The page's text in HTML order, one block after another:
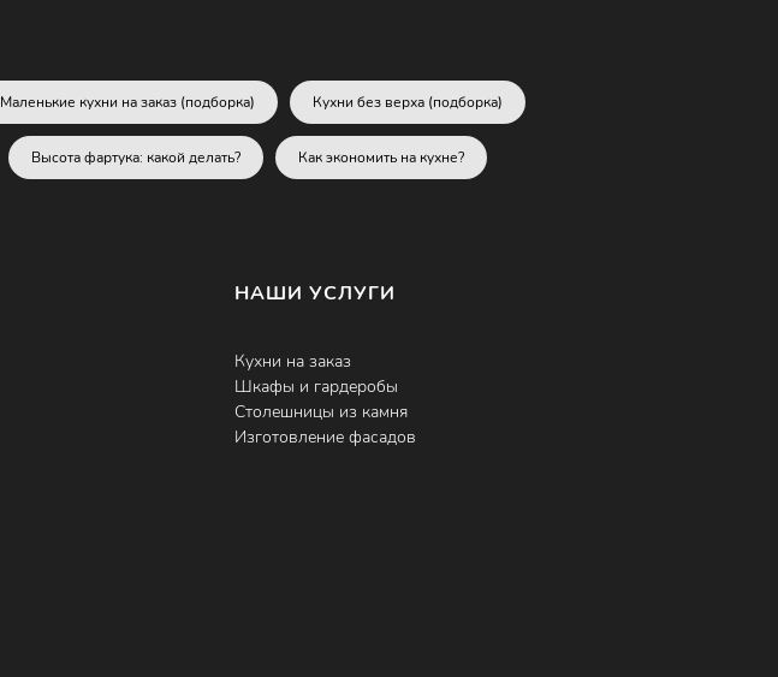
Маленькие кухни на заказ (подборка) Кухни без верха (подборка)
Высота фартука: какой делать? Как экономить на кухне?
НАШИ УСЛУГИ
Кухни на заказ
Шкафы и гардеробы
Столешницы из камня
Изготовление фасадов